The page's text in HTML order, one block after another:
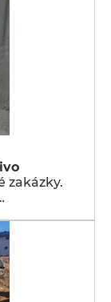
zakázky.